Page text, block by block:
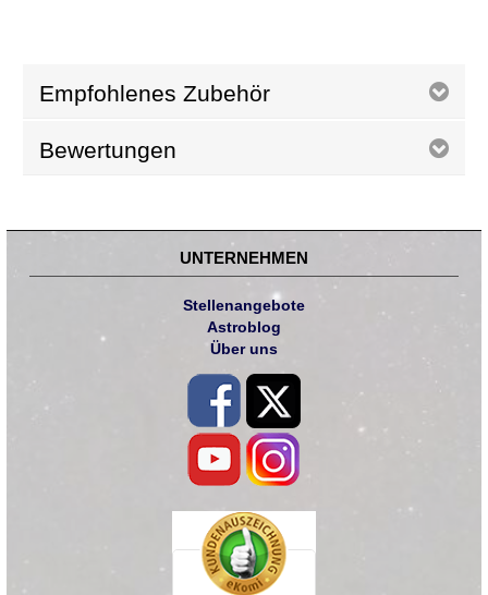
Empfohlenes Zubehör
Bewertungen
UNTERNEHMEN
Stellenangebote
Astroblog
Über uns